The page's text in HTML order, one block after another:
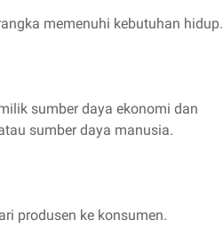
memenuhi kebutuhan hidup.
sumber daya ekonomi dan
sumber daya manusia.
produsen ke konsumen.